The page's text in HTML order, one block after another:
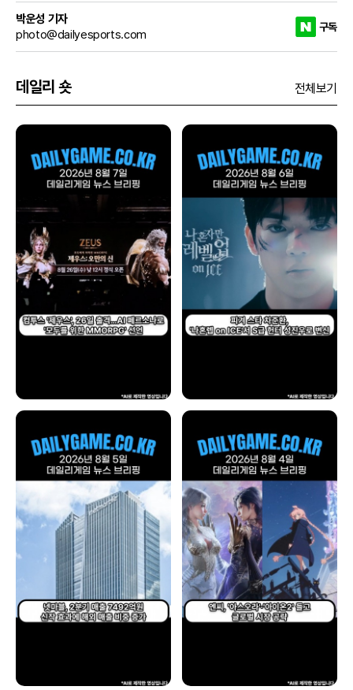
박운성 기자
photo@dailyesports.com
구독
데일리 숏 전체보기